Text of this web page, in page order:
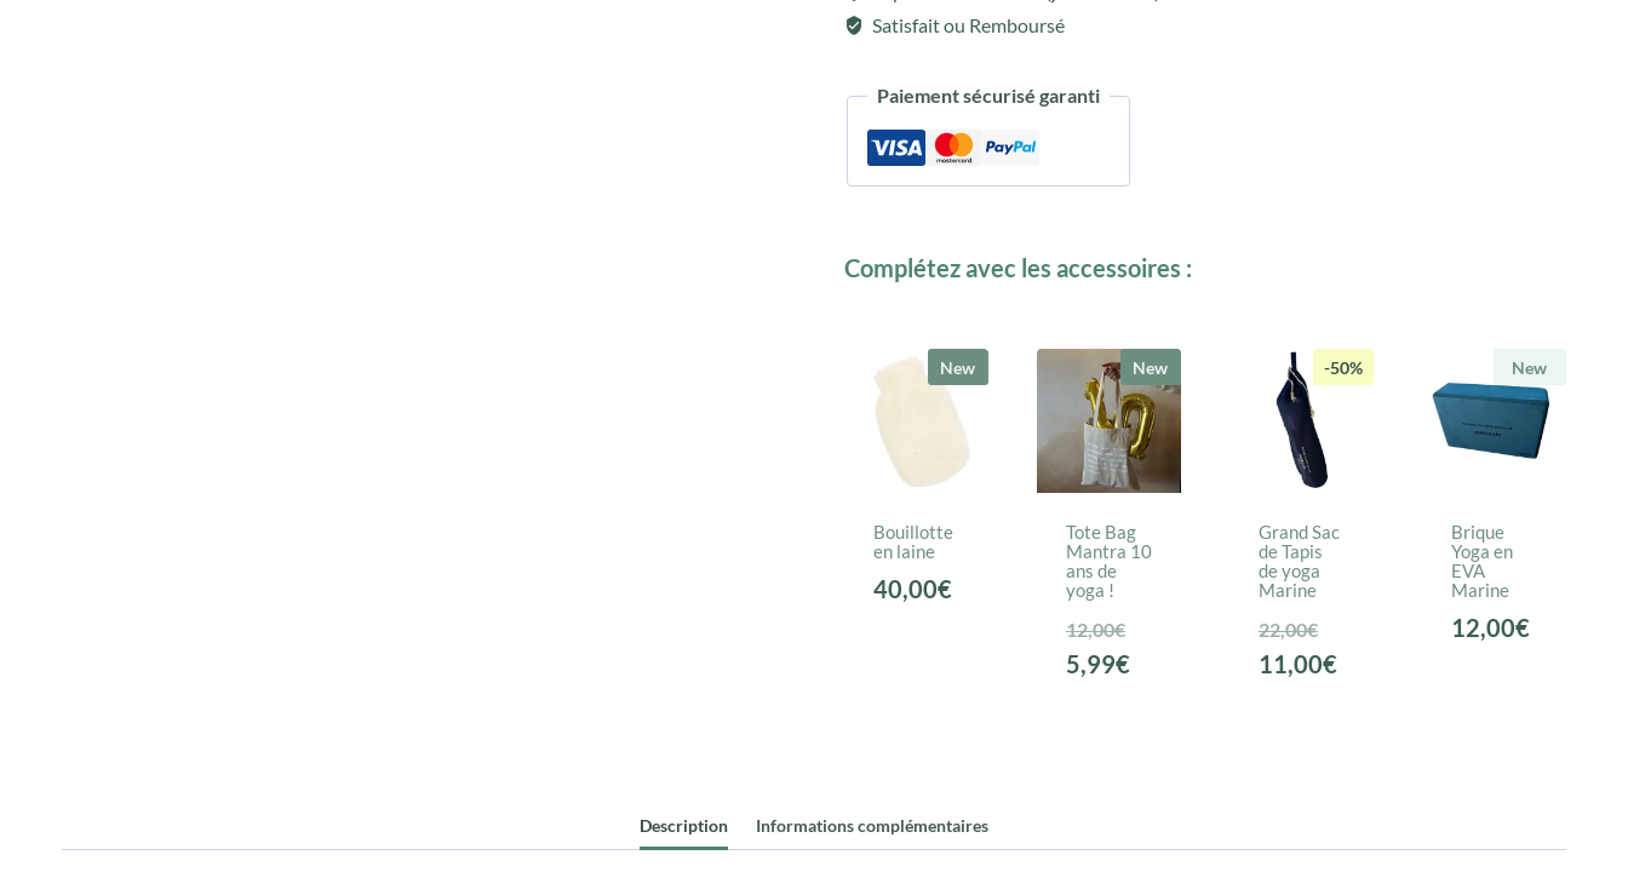
+
Sangle
Satisfait ou Remboursé
Paiement sécurisé garanti
Complétez avec les accessoires :
New
Bouillotte
en laine
40,00€
New
Tote Bag
Mantra 10
ans de
yoga !
12,00€Le
prix
5,99€Le
-50%
Grand Sac
de Tapis
de yoga
Marine
22,00€Le
prix
11,00€Le
New
Brique
Yoga en
EVA
Marine
12,00€
Description Informations complémentaires